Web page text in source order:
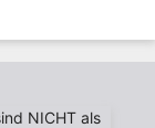
NICHT als